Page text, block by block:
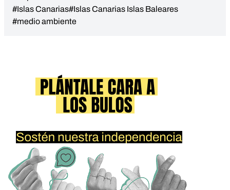
#Islas Canarias#Islas Canarias Islas Baleares
#medio ambiente